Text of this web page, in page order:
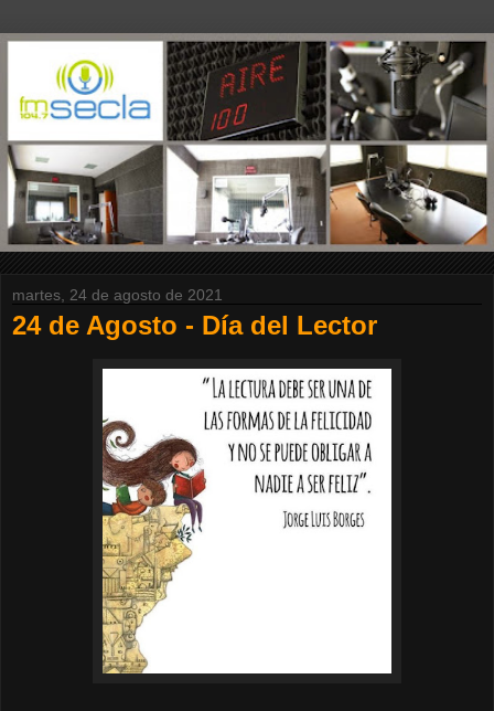
martes, 24 de agosto de 2021
24 de Agosto - Día del Lector